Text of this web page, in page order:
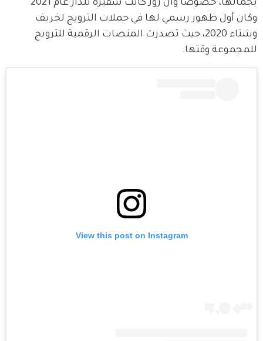
وكان أول ظهور رسمي لها في حملات الترويج لخريف
وشتاء 2020، حيث تصدرت المنصات الرقمية للترويج
للمجموعة وقتها.
View this post on Instagram